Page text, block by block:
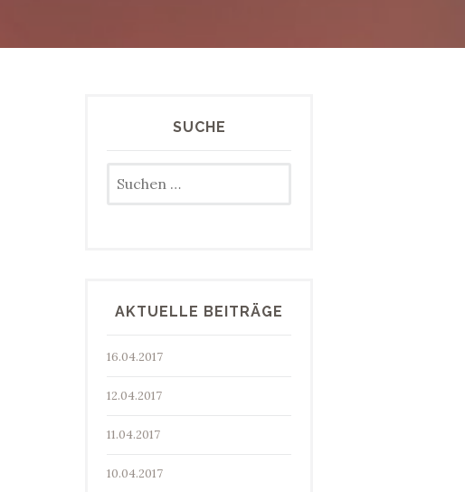
SUCHE
nach:
AKTUELLE BEITRÄGE
16.04.2017
12.04.2017
11.04.2017
10.04.2017